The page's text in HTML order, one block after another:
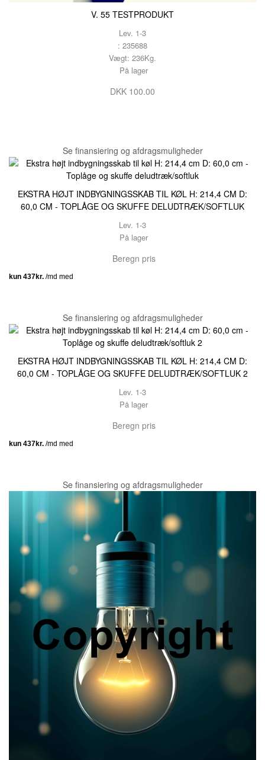
V. 55 TESTPRODUKT
Lev. 1-3
: 235688
Vægt: 236Kg.
På lager
DKK 100.00
Se finansiering og afdragsmuligheder
EKSTRA HØJT INDBYGNINGSSKAB TIL KØL H: 214,4 CM D:
60,0 CM - TOPLÅGE OG SKUFFE DELUDTRÆK/SOFTLUK
Lev. 1-3
På lager
Beregn pris
Se finansiering og afdragsmuligheder
EKSTRA HØJT INDBYGNINGSSKAB TIL KØL H: 214,4 CM D:
60,0 CM - TOPLÅGE OG SKUFFE DELUDTRÆK/SOFTLUK 2
Lev. 1-3
På lager
Beregn pris
Se finansiering og afdragsmuligheder